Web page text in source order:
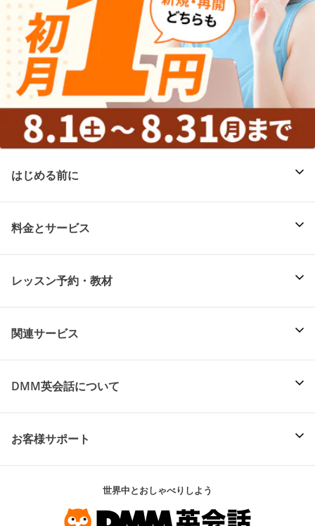
はじめる前に
料金とサービス
レッスン予約・教材
関連サービス
DMM英会話について
お客様サポート
世界中とおしゃべりしよう